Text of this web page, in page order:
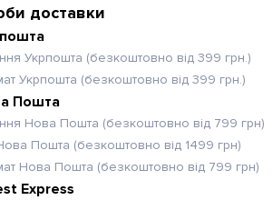
доставки
Укрпошта (безкоштовно від 399 грн.)
Укрпошта (безкоштовно від 399 грн.)
Пошта
Нова Пошта (безкоштовно від 799 грн)
Пошта (безкоштовно від 1499 грн)
Нова Пошта (безкоштовно від 799 грн)
Express